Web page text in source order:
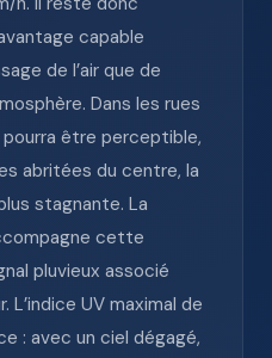
capable
de l’air que de
Dans les rues
être perceptible,
abritées du centre, la
stagnante. La
cette
pluvieux associé
L’indice UV maximal de
: avec un ciel dégagé,